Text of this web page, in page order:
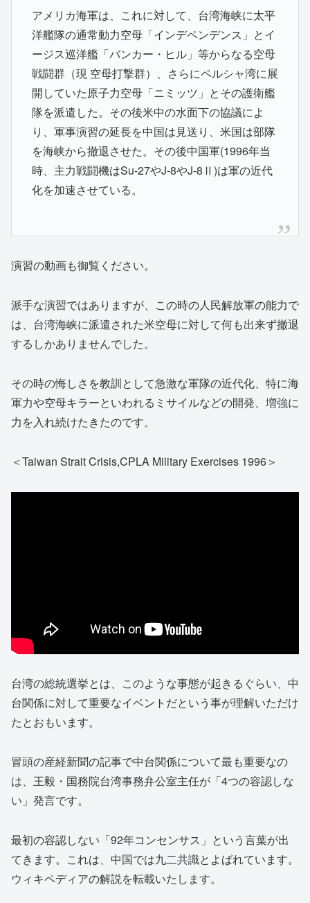
アメリカ海軍は、これに対して、台湾海峡に太平
洋艦隊の通常動力空母「インデペンデンス」とイ
ージス巡洋艦「バンカー・ヒル」等からなる空母
戦闘群（現 空母打撃群）、さらにペルシャ湾に展
開していた原子力空母「ニミッツ」とその護衛艦
隊を派遣した。その後米中の水面下の協議によ
り、軍事演習の延長を中国は見送り、米国は部隊
を海峡から撤退させた。その後中国軍(1996年当
時、主力戦闘機はSu-27やJ-8やJ-8Ⅱ)は軍の近代
化を加速させている。
演習の動画も御覧ください。
派手な演習ではありますが、この時の人民解放軍の能力で
は、台湾海峡に派遣された米空母に対して何も出来ず撤退
するしかありませんでした。
その時の悔しさを教訓として急激な軍隊の近代化、特に海
軍力や空母キラーといわれるミサイルなどの開発、増強に
力を入れ続けたきたのです。
＜Taiwan Strait Crisis,CPLA Military Exercises 1996＞
台湾の総統選挙とは、このような事態が起きるぐらい、中
台関係に対して重要なイベントだという事が理解いただけ
たとおもいます。
冒頭の産経新聞の記事で中台関係について最も重要なの
は、王毅・国務院台湾事務弁公室主任が「4つの容認しな
い」発言です。
最初の容認しない「92年コンセンサス」という言葉が出
てきます。これは、中国では九二共識とよばれています。
ウィキペディアの解説を転載いたします。